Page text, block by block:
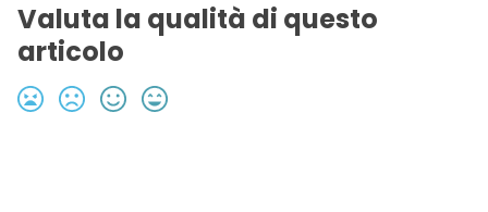
Valuta la qualità di questo
articolo